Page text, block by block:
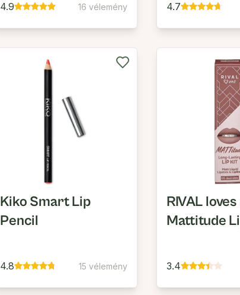
4.9 16 vélemény 4.7
Kiko Smart Lip
Pencil
4.8 15 vélemény
RIVAL
Mattitude
3.4